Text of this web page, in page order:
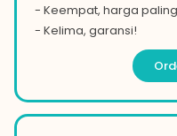
- Keempat, harga
- Kelima, garansi!